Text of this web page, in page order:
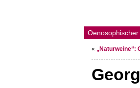
Oenosophischer
« „Naturweine“: